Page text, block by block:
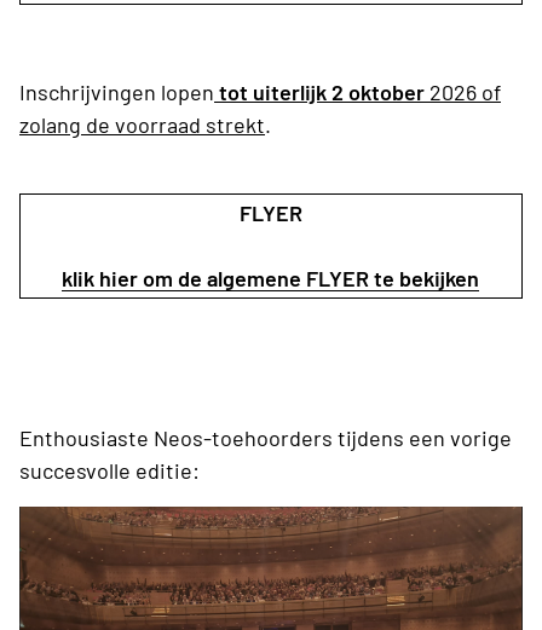
Inschrijvingen lopen tot uiterlijk 2 oktober 2026 of
zolang de voorraad strekt.
FLYER
klik hier om de algemene FLYER te bekijken
Enthousiaste Neos-toehoorders tijdens een vorige
succesvolle editie: